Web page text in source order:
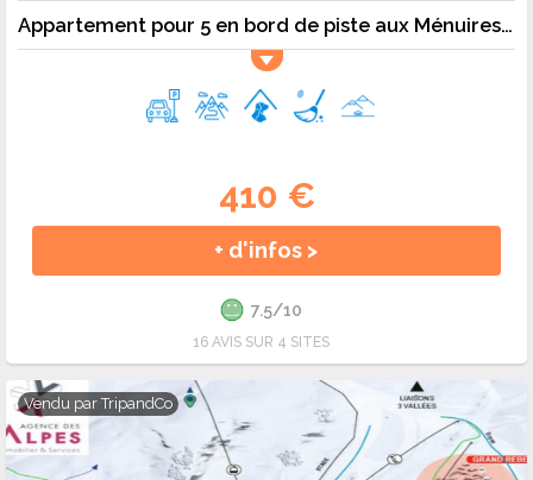
Appartement pour 5 en bord de piste aux Ménuires - 5 pers. - 36m2 - TV - Animaux admis
410 €
+ d'infos >
7.5/10
16 AVIS SUR 4 SITES
Vendu parTripandCo